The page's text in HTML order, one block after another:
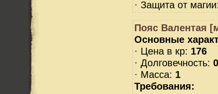
· Защита от
Пояс Валентая
Основные
· Цена в кр: 176
· Долговечность:
· Масса: 1
Требования: